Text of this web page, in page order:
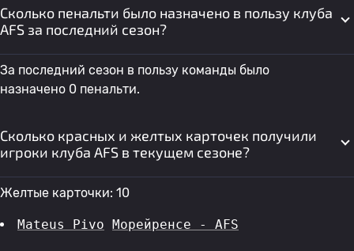
Сколько пенальти было назначено в пользу клуба
AFS за последний сезон?
За последний сезон в пользу команды было
назначено 0 пенальти.
Сколько красных и желтых карточек получили
игроки клуба AFS в текущем сезоне?
Желтые карточки: 10
Mateus Pivo Морейренсе - AFS